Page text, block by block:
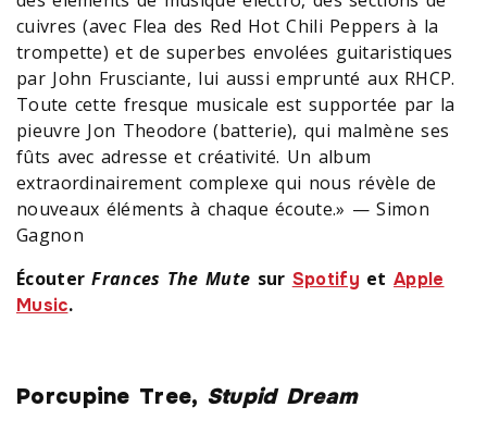
cuivres (avec Flea des Red Hot Chili Peppers à la
trompette) et de superbes envolées guitaristiques
par John Frusciante, lui aussi emprunté aux RHCP.
Toute cette fresque musicale est supportée par la
pieuvre Jon Theodore (batterie), qui malmène ses
fûts avec adresse et créativité. Un album
extraordinairement complexe qui nous révèle de
nouveaux éléments à chaque écoute.» — Simon
Gagnon
ÉcouterFrances The Mute sur Spotify etApple
Music.
Porcupine Tree, Stupid Dream